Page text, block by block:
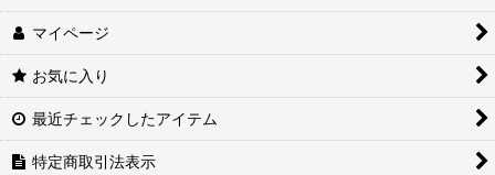
マイページ
お気に入り
最近チェックしたアイテム
特定商取引法表示